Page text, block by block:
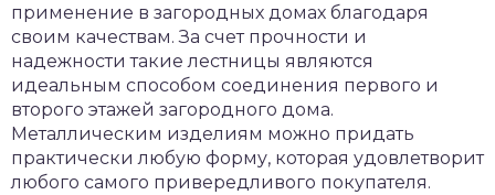
применение в загородных домах благодаря
своим качествам. За счет прочности и
надежности такие лестницы являются
идеальным способом соединения первого и
второго этажей загородного дома.
Металлическим изделиям можно придать
практически любую форму, которая удовлетворит
любого самого привередливого покупателя.